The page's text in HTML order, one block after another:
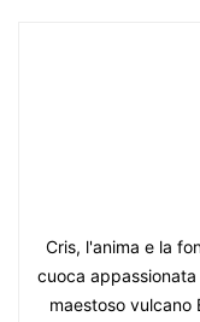
Cris, l'anima e la
cuoca
maestoso vulcano